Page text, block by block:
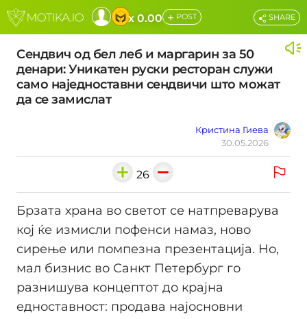
x 0.00 + POST
Сендвич од бел леб и маргарин за 50
денари: Уникатен руски ресторан служи
само наједноставни сендвичи што можат
да се замислат
Кристина Гиева
30.05.2026
SHARE
26
Брзата храна во светот се натпреварува
кој ќе измисли пофенси намаз, ново
сирење или помпезна презентација. Но,
мал бизнис во Санкт Петербург го
разнишува концептот до крајна
едноставност: продава најосновни